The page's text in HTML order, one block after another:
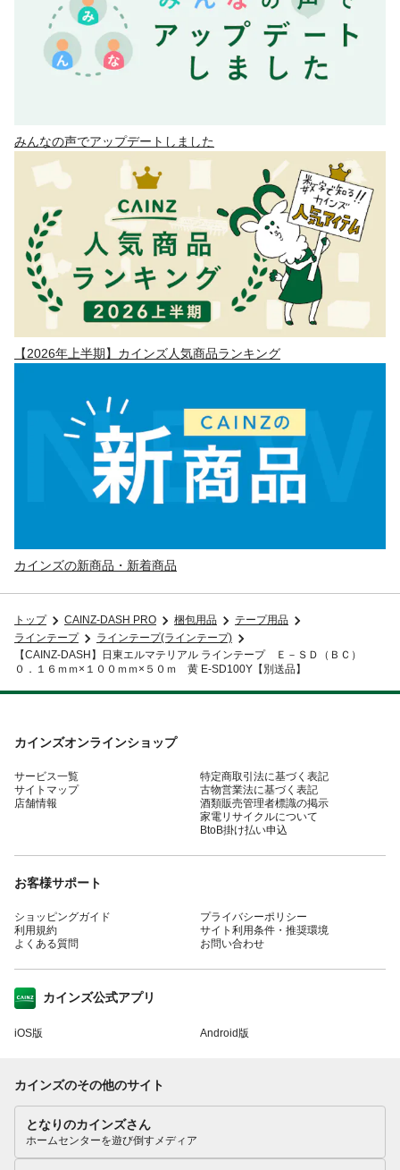
みんなの声でアップデートしました
【2026年上半期】カインズ人気商品ランキング
カインズの新商品・新着商品
トップ CAINZ-DASH PRO 梱包用品
テープ用品
ラインテープ
ラインテープ(ラインテープ)
【CAINZ-DASH】日東エルマテリアル ラインテープ Ｅ－ＳＤ（ＢＣ）
０．１６ｍｍ×１００ｍｍ×５０ｍ 黄 E-SD100Y【別送品】
カインズオンラインショップ
サービス一覧
サイトマップ
店舗情報
特定商取引法に基づく表記
古物営業法に基づく表記
酒類販売管理者標識の掲示
家電リサイクルについて
BtoB掛け払い申込
お客様サポート
ショッピングガイド
利用規約
よくある質問
プライバシーポリシー
サイト利用条件・推奨環境
お問い合わせ
カインズ公式アプリ
iOS版 Android版
カインズのその他のサイト
となりのカインズさん
ホームセンターを遊び倒すメディア